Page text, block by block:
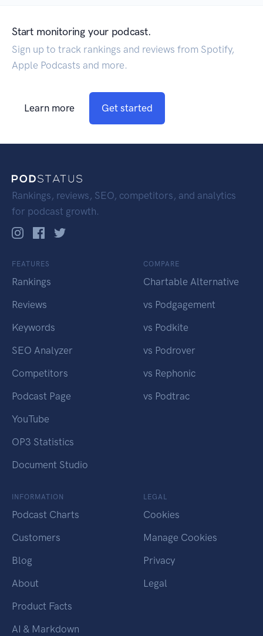
Start monitoring your podcast.
Sign up to track rankings and reviews from Spotify,
Apple Podcasts and more.
Learn more Get started
Rankings, reviews, SEO, competitors, and analytics
for podcast growth.
FEATURES
Rankings
Reviews
Keywords
SEO Analyzer
Competitors
Podcast Page
YouTube
OP3 Statistics
Document Studio
COMPARE
Chartable Alternative
vs Podgagement
vs Podkite
vs Podrover
vs Rephonic
vs Podtrac
INFORMATION
Podcast Charts
Customers
Blog
About
Product Facts
AI & Markdown
LEGAL
Cookies
Manage Cookies
Privacy
Legal